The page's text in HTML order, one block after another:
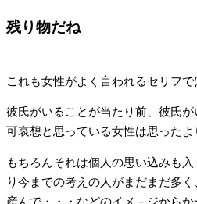
残り物だね
これも女性がよく言われるセリフで
彼氏がいることが当たり前、彼氏
可哀想と思っている女性は思ったよ
もちろんそれは個人の思い込みも
り今までの考えの人がまだまだ多
産んで・・・などのイメ－ジから